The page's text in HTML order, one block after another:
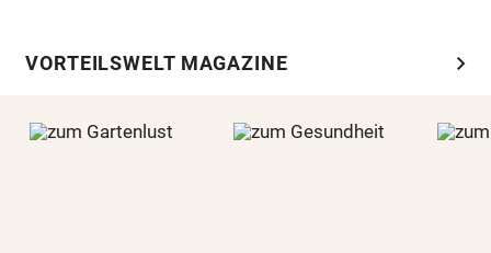
VORTEILSWELT MAGAZINE chevron_right